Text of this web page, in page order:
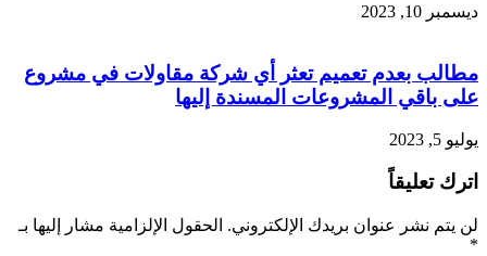
ديسمبر 10, 2023
مطالب بعدم تعميم تعثر أي شركة مقاولات في مشروع
على باقي المشروعات المسندة إليها
يوليو 5, 2023
اترك تعليقاً
لن يتم نشر عنوان بريدك الإلكتروني. الحقول الإلزامية مشار إليها بـ
*